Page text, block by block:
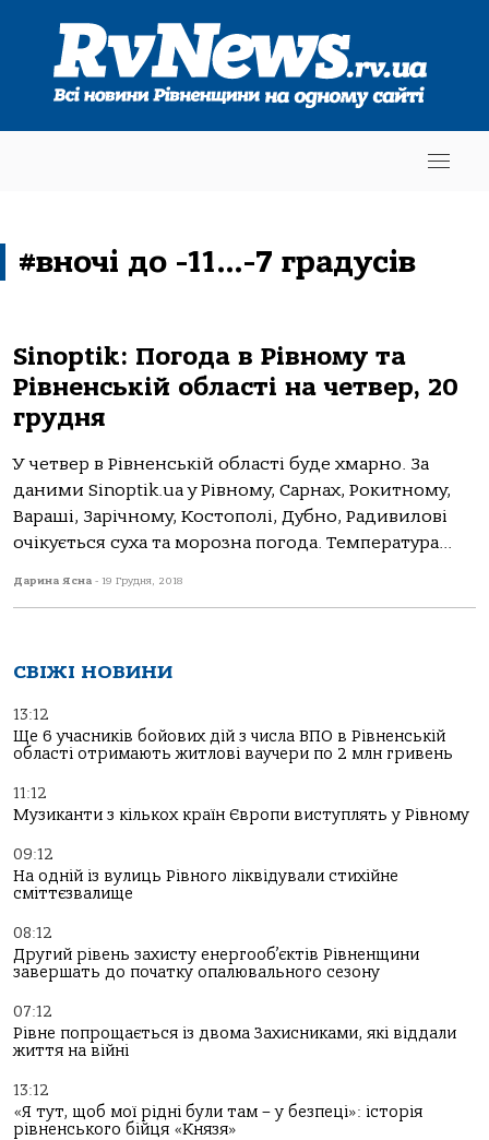
#вночі до -11…-7 градусів
Sinoptik: Погода в Рівному та
Рівненській області на четвер, 20
грудня
У четвер в Рівненській області буде хмарно. За
даними Sinoptik.ua у Рівному, Сарнах, Рокитному,
Вараші, Зарічному, Костополі, Дубно, Радивилові
очікується суха та морозна погода. Температура...
Дарина Ясна - 19 Грудня, 2018
СВІЖІ НОВИНИ
13:12
Ще 6 учасників бойових дій з числа ВПО в Рівненській
області отримають житлові ваучери по 2 млн гривень
11:12
Музиканти з кількох країн Європи виступлять у Рівному
09:12
На одній із вулиць Рівного ліквідували стихійне
сміттєзвалище
08:12
Другий рівень захисту енергооб’єктів Рівненщини
завершать до початку опалювального сезону
07:12
Рівне попрощається із двома Захисниками, які віддали
життя на війні
13:12
«Я тут, щоб мої рідні були там – у безпеці»: історія
рівненського бійця «Князя»